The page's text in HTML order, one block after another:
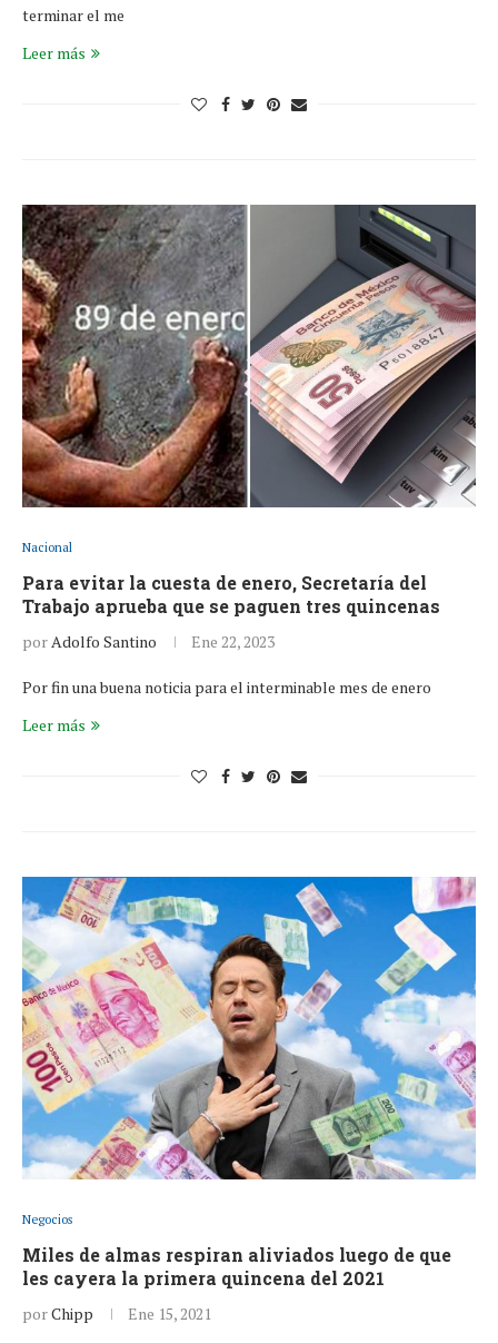
terminar el me
Leer más
Nacional
Para evitar la cuesta de enero, Secretaría del
Trabajo aprueba que se paguen tres quincenas
porAdolfo Santino Ene 22, 2023
Por fin una buena noticia para el interminable mes de enero
Leer más
Negocios
Miles de almas respiran aliviados luego de que
les cayera la primera quincena del 2021
porChipp Ene 15, 2021